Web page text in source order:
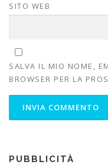
SITO WEB
SALVA IL MIO NOME,
BROWSER PER LA
PUBBLICITÀ